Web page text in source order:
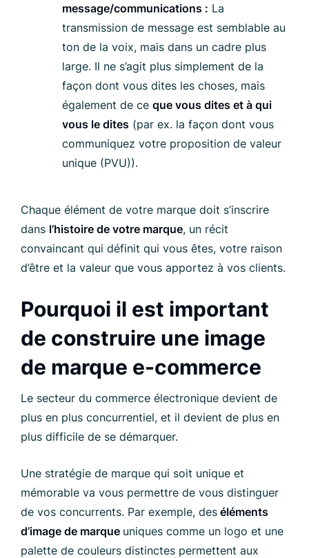
message/communications : La
transmission de message est semblable au
ton de la voix, mais dans un cadre plus
large. Il ne s’agit plus simplement de la
façon dont vous dites les choses, mais
également de ce que vous dites et à qui
vous le dites (par ex. la façon dont vous
communiquez votre proposition de valeur
unique (PVU)).
Chaque élément de votre marque doit s’inscrire
dans l’histoire de votre marque, un récit
convaincant qui définit qui vous êtes, votre raison
d’être et la valeur que vous apportez à vos clients.
Pourquoi il est important
de construire une image
de marque e-commerce
Le secteur du commerce électronique devient de
plus en plus concurrentiel, et il devient de plus en
plus difficile de se démarquer.
Une stratégie de marque qui soit unique et
mémorable va vous permettre de vous distinguer
de vos concurrents. Par exemple, des éléments
d’image de marque uniques comme un logo et une
palette de couleurs distinctes permettent aux